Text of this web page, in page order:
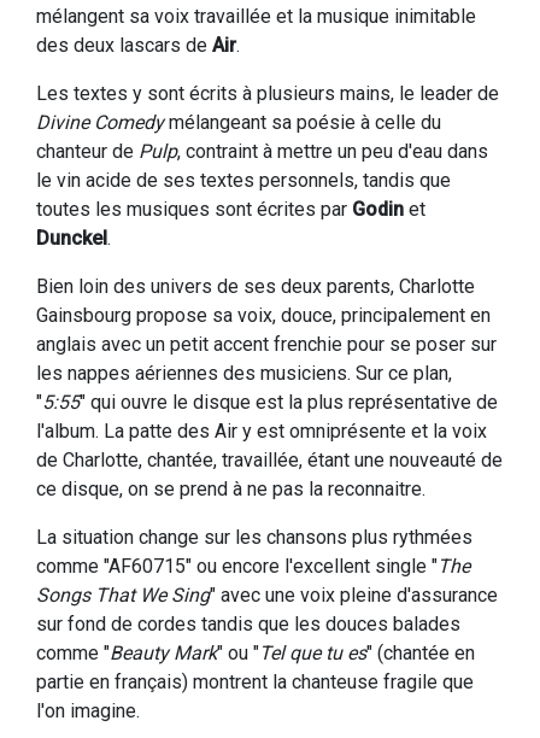
mélangent sa voix travaillée et la musique inimitable
des deux lascars de Air.
Les textes y sont écrits à plusieurs mains, le leader de
Divine Comedymélangeant sa poésie à celle du
chanteur de Pulp, contraint à mettre un peu d'eau dans
le vin acide de ses textes personnels, tandis que
toutes les musiques sont écrites par Godin et
Dunckel.
Bien loin des univers de ses deux parents, Charlotte
Gainsbourg propose sa voix, douce, principalement en
anglais avec un petit accent frenchie pour se poser sur
les nappes aériennes des musiciens. Sur ce plan,
"5:55" qui ouvre le disque est la plus représentative de
l'album. La patte des Air y est omniprésente et la voix
de Charlotte, chantée, travaillée, étant une nouveauté de
ce disque, on se prend à ne pas la reconnaitre.
La situation change sur les chansons plus rythmées
comme "AF60715" ou encore l'excellent single "The
Songs That We Sing" avec une voix pleine d'assurance
sur fond de cordes tandis que les douces balades
comme "Beauty Mark" ou "Tel que tu es" (chantée en
partie en français) montrent la chanteuse fragile que
l'on imagine.